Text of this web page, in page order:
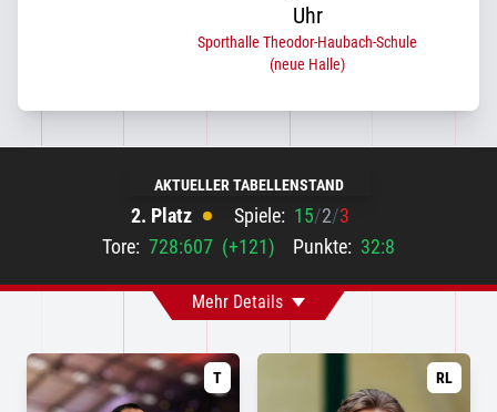
Uhr
Sporthalle Theodor-Haubach-Schule
(neue Halle)
AKTUELLER TABELLENSTAND
2. Platz Spiele: 15/2/3
Tore: 728:607 (+121) Punkte: 32:8
Mehr Details
T RL